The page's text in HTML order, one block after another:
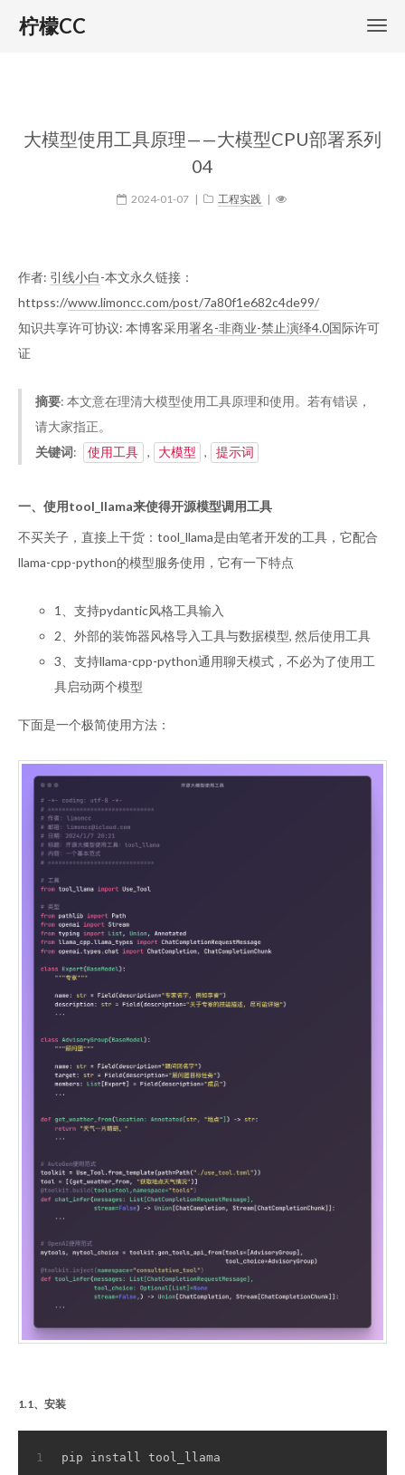
柠檬CC
大模型使用工具原理——大模型CPU部署系列
04
2024-01-07 | 工程实践 |
作者: 引线小白-本文永久链接：
httpss://www.limoncc.com/post/7a80f1e682c4de99/
知识共享许可协议: 本博客采用署名-非商业-禁止演绎4.0国际许可
证
摘要: 本文意在理清大模型使用工具原理和使用。若有错误，
请大家指正。
关键词: 使用工具 , 大模型 , 提示词
一、使用tool_llama来使得开源模型调用工具
不买关子，直接上干货：tool_llama是由笔者开发的工具，它配合
llama-cpp-python的模型服务使用，它有一下特点
1、支持pydantic风格工具输入
2、外部的装饰器风格导入工具与数据模型, 然后使用工具
3、支持llama-cpp-python通用聊天模式，不必为了使用工
具启动两个模型
下面是一个极简使用方法：
1.1、安装
1 pip install tool_llama